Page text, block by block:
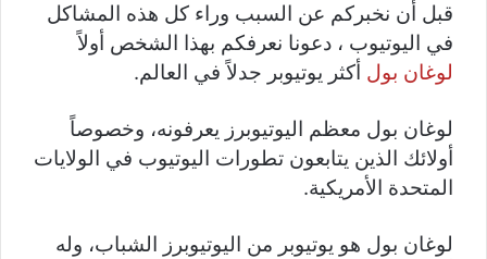
قبل أن نخبركم عن السبب وراء كل هذه المشاكل
في اليوتيوب ، دعونا نعرفكم بهذا الشخص أولاً
لوغان بول أكثر يوتيوبر جدلاً في العالم.
لوغان بول معظم اليوتيوبرز يعرفونه، وخصوصاً
أولائك الذين يتابعون تطورات اليوتيوب في الولايات
المتحدة الأمريكية.
لوغان بول هو يوتيوبر من اليوتيوبرز الشباب، وله